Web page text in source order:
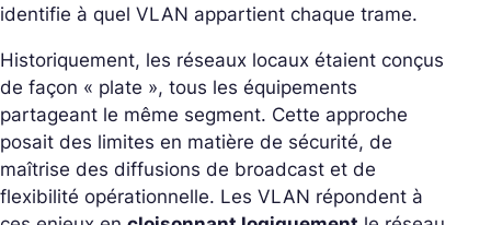
identifie à quel VLAN appartient chaque trame.
Historiquement, les réseaux locaux étaient conçus
de façon « plate », tous les équipements
partageant le même segment. Cette approche
posait des limites en matière de sécurité, de
maîtrise des diffusions de broadcast et de
flexibilité opérationnelle. Les VLAN répondent à